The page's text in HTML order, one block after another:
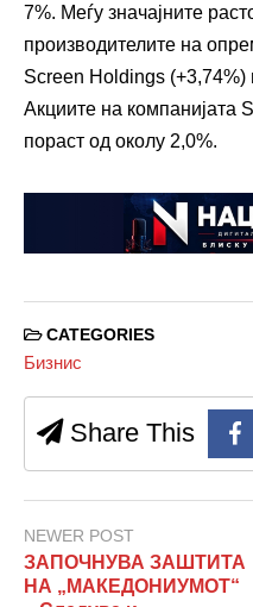
7%. Меѓу значајните
производителите на
Screen Holdings (+3,74%)
Акциите на компанијата
пораст од околу 2,0%.
CATEGORIES
Бизнис
Share This
NEWER POST
ЗАПОЧНУВА ЗАШТИТА
НА „МАКЕДОНИУМОТ“